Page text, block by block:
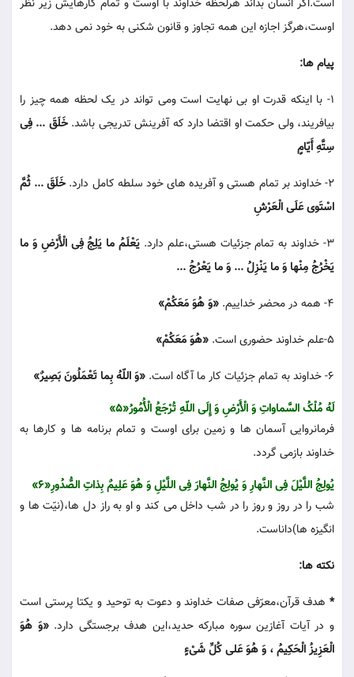
است.اگر انسان بداند هرلحظه خداوند با اوست و تمام کارهایش زیر نظر
اوست،هرگز اجازه این همه تجاوز و قانون شکنی به خود نمی دهد.
پیام ها:
1- با اینکه قدرت او بی نهایت است ومی تواند در یک لحظه همه چیز را
بیافریند، ولی حکمت او اقتضا دارد که آفرینش تدریجی باشد.خَلَقَ ... فِی
سِتَّهِ أَیّامٍ
2- خداوند بر تمام هستی و آفریده های خود سلطه کامل دارد.
خَلَقَ ... ثُمَّ
اسْتَوی عَلَی الْعَرْشِ
3- خداوند به تمام جزئیات هستی،علم دارد.
یَعْلَمُ ما یَلِجُ فِی الْأَرْضِ وَ ما
یَخْرُجُ مِنْها وَ ما یَنْزِلُ ... وَ ما یَعْرُجُ ...
4- همه در محضر خداییم. «وَ هُوَ مَعَکُمْ»
5-علم خداوند حضوری است. «هُوَ مَعَکُمْ»
6- خداوند به تمام جزئیات کار ما آگاه است.
«وَ اللّهُ بِما تَعْمَلُونَ بَصِیرٌ»
لَهُ مُلْکُ السَّماواتِ وَ الْأَرْضِ وَ إِلَی اللّهِ تُرْجَعُ الْأُمُورُ«5»
فرمانروایی آسمان ها و زمین برای اوست و تمام برنامه ها و کارها به
خداوند بازمی گردد.
یُولِجُ اللَّیْلَ فِی النَّهارِ وَ یُولِجُ النَّهارَ فِی اللَّیْلِ وَ هُوَ عَلِیمٌ بِذاتِ الصُّدُورِ«6»
شب را در روز و روز را در شب داخل می کند و او به راز دل ها،(نیّت ها و
انگیزه ها)داناست.
نکته ها:
* هدف قرآن،معرّفی صفات خداوند و دعوت به توحید و یکتا پرستی است
و در آیات آغازین سوره مبارکه حدید،این هدف برجستگی دارد.«وَ هُوَ
الْعَزِیزُ الْحَکِیمُ ، وَ هُوَ عَلی کُلِّ شَیْءٍ